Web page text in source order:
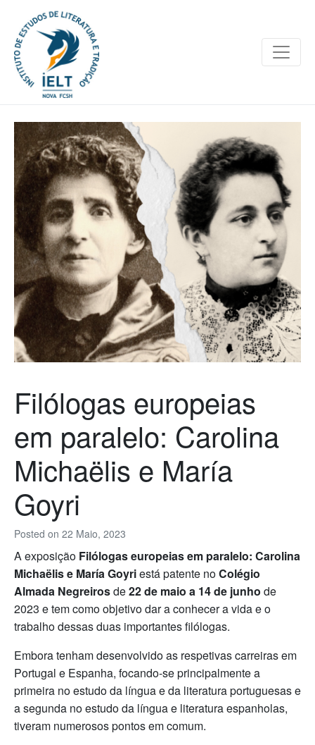
Posted on 22 Maio, 2023
Filólogas europeias
em paralelo: Carolina
Michaëlis e María
Goyri
A exposição Filólogas europeias em paralelo: Carolina
Michaëlis e María Goyriestá patente noColégio
Almada Negreirosde22 de maio a 14 de junho de
2023 e tem como objetivo dar a conhecer a vida e o
trabalho dessas duas importantes filólogas.
Embora tenham desenvolvido as respetivas carreiras em
Portugal e Espanha, focando-se principalmente a
primeira no estudo da língua e da literatura portuguesas e
a segunda no estudo da língua e literatura espanholas,
tiveram numerosos pontos em comum.